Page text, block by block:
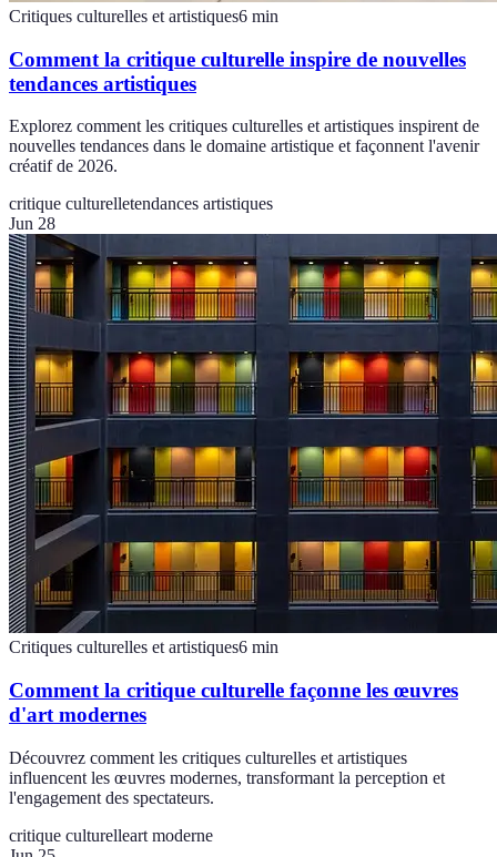
Critiques culturelles et artistiques6 min
Comment la critique culturelle inspire de nouvelles
tendances artistiques
Explorez comment les critiques culturelles et artistiques inspirent de
nouvelles tendances dans le domaine artistique et façonnent l'avenir
créatif de 2026.
critique culturelletendances artistiques
Jun 28
Critiques culturelles et artistiques6 min
Comment la critique culturelle façonne les œuvres
d'art modernes
Découvrez comment les critiques culturelles et artistiques
influencent les œuvres modernes, transformant la perception et
l'engagement des spectateurs.
critique culturelleart moderne